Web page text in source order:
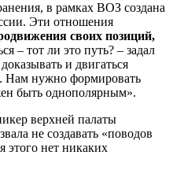
в рамках ВОЗ создана
Эти отношения
своих позиций,
– тот ли это путь? – задал
и двигаться
нужно формировать
быть однополярным».
верхней палаты
не создавать «поводов
этого нет никаких